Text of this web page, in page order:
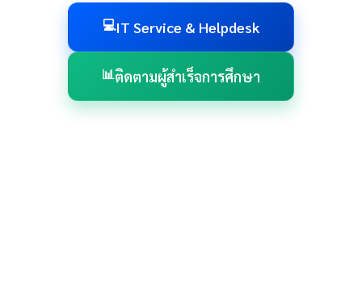
💻IT Service & Helpdesk
📊ติดตามผู้สำเร็จการศึกษา